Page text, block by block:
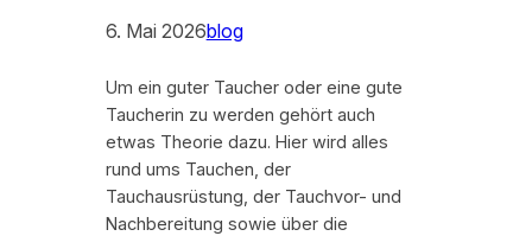
6. Mai 2026blog
Um ein guter Taucher oder eine gute
Taucherin zu werden gehört auch
etwas Theorie dazu. Hier wird alles
rund ums Tauchen, der
Tauchausrüstung, der Tauchvor- und
Nachbereitung sowie über die